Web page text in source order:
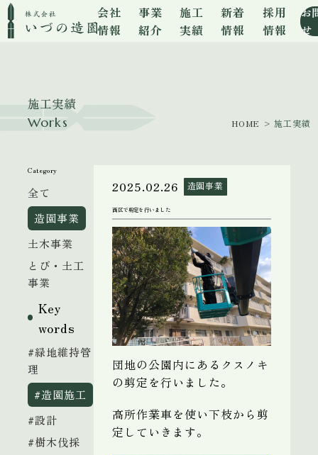
会社
情報
事業
紹介
施工
実績
新着
情報
採用
情報
お
せ
施工実績
Works HOME > 施工実績
Category
全て
造園事業
土木事業
とび・土工
事業
Key
words
#緑地維持管
理
#造園施工
#設計
#樹木伐採
2025.02.26 造園事業
西区で剪定を行いました
団地の公園内にあるクスノキ
の剪定を行いました。
高所作業車を使い下枝から剪
定していきます。